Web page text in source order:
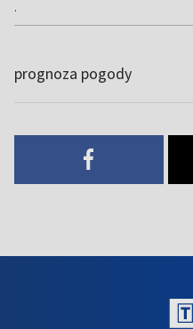
.
prognoza pogody